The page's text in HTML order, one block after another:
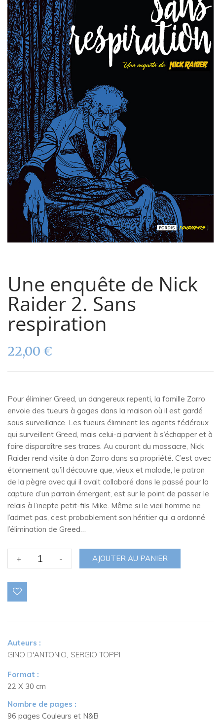
Une enquête de Nick
Raider 2. Sans
respiration
22,00 €
Pour éliminer Greed, un dangereux repenti, la famille Zarro
envoie des tueurs à gages dans la maison où il est gardé
sous surveillance. Les tueurs éliminent les agents fédéraux
qui surveillent Greed, mais celui-ci parvient à s’échapper et à
faire disparaître ses traces. Au courant du massacre, Nick
Raider rend visite à don Zarro dans sa propriété. C’est avec
étonnement qu’il découvre que, vieux et malade, le patron
de la pègre avec qui il avait collaboré dans le passé pour la
capture d’un parrain émergent, est sur le point de passer le
relais à l’inepte petit-fils Mike. Même si le vieil homme ne
l’admet pas, c’est probablement son héritier qui a ordonné
l’élimination de Greed…
+
quantité
de
- AJOUTER AU PANIER
Auteurs :
GINO D'ANTONIO SERGIO TOPPI
Format :
22 X 30 cm
Nombre de pages :
96 pages Couleurs et N&B